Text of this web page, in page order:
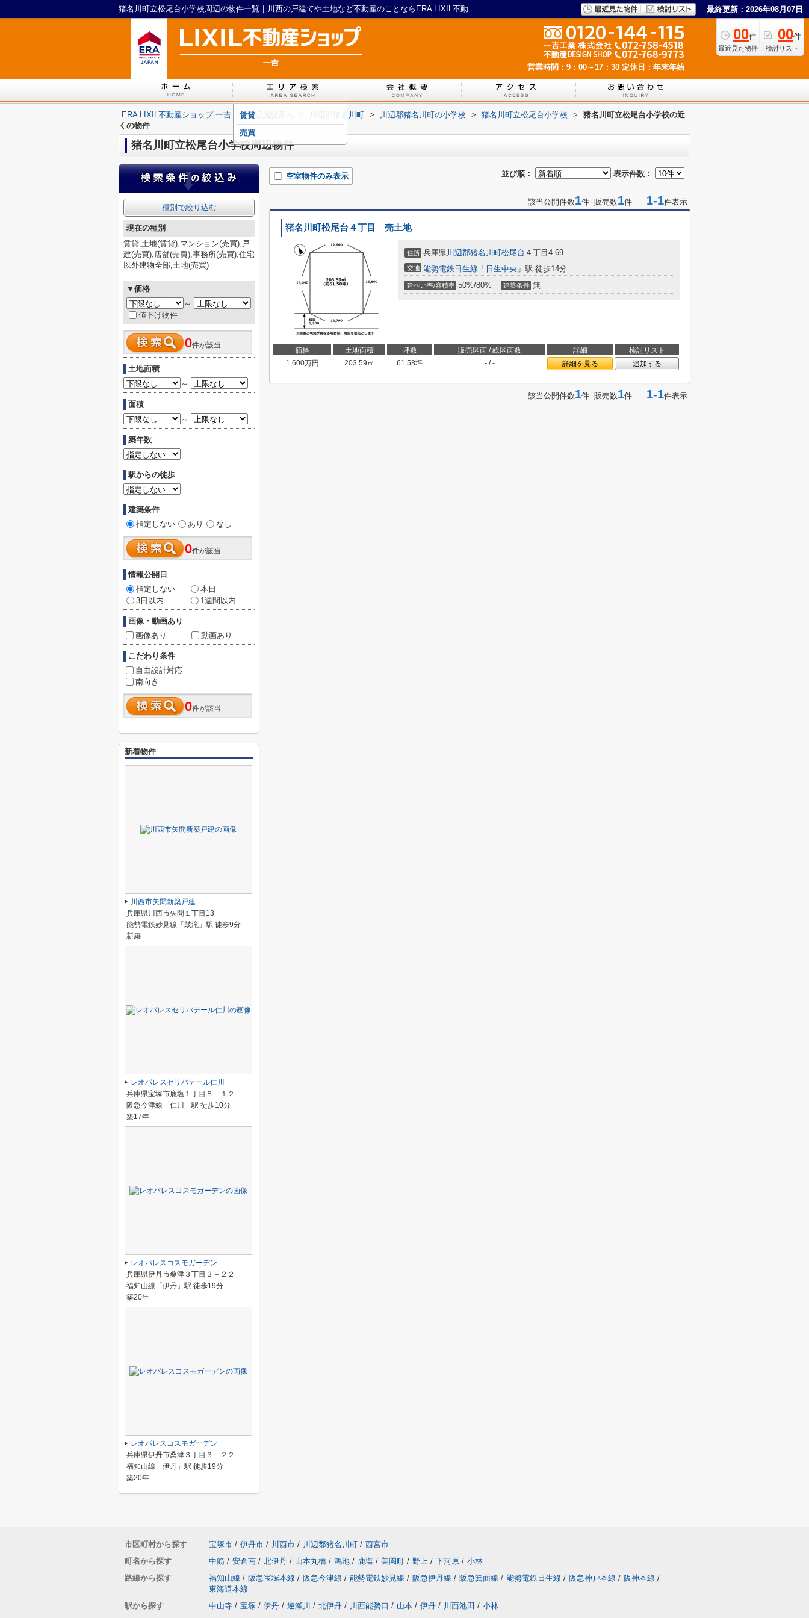
猪名川町立松尾台小学校周辺の物件一覧｜川西の戸建てや土地など不動産のことならERA LIXIL不動産ショップ 一吉 最終更新：2026年08月07日
00件
最近見た物件
00件
検討リスト
営業時間：9：00～17：30 定休日：年末年始
賃貸
売買
ERA LIXIL不動産ショップ 一吉 > 周辺施設案内 川辺郡猪名川町 > 川辺郡猪名川町の小学校 > 猪名川町立松尾台小学校 >
猪名川町立松尾台小学校の近
くの物件
猪名川町立松尾台小学校周辺物件
並び順： 表示件数：
空室物件のみ表示
該当公開件数1件 販売数1件 1-1件表示
猪名川町松尾台４丁目 売土地
住所 兵庫県川辺郡猪名川町松尾台 ４丁目4-69
交通 能勢電鉄日生線 「 日生中央 」駅 徒歩14分
建ぺい率/容積率 50%/80% 建築条件 無
価格 土地面積 坪数 販売区画 / 総区画数 詳細
検討リスト
1,600万円 203.59㎡ 61.58坪 - / - 詳細を見る 追加する
該当公開件数1件 販売数1件 1-1件表示
種別で絞り込む
現在の種別
賃貸,土地(賃貸),マンション(売買),戸
建(売買),店舗(売買),事務所(売買),住宅
以外建物全部,土地(売買)
▼価格
～
値下げ物件
0件が該当
土地面積
～
面積
～
築年数
駅からの徒歩
建築条件
指定しない
あり なし
0件が該当
情報公開日
指定しない
本日
3日以内
1週間以内
画像・動画あり
画像あり
動画あり
こだわり条件
自由設計対応
南向き
0件が該当
新着物件
川西市矢問新築戸建
兵庫県川西市矢問１丁目13
能勢電鉄妙見線「鼓滝」駅 徒歩9分
新築
レオパレスセリバテール仁川
兵庫県宝塚市鹿塩１丁目８－１２
阪急今津線「仁川」駅 徒歩10分
築17年
レオパレスコスモガーデン
兵庫県伊丹市桑津３丁目３－２２
福知山線「伊丹」駅 徒歩19分
築20年
レオパレスコスモガーデン
兵庫県伊丹市桑津３丁目３－２２
福知山線「伊丹」駅 徒歩19分
築20年
市区町村から探す 宝塚市 / 伊丹市 / 川西市 / 川辺郡猪名川町 / 西宮市
町名から探す
中筋 / 安倉南 / 北伊丹 / 山本丸橋 / 鴻池 / 鹿塩 / 美園町 / 野上 / 下河原 / 小林
路線から探す
福知山線 / 阪急宝塚本線 / 阪急今津線 / 能勢電鉄妙見線 / 阪急伊丹線 / 阪急箕面線 / 能勢電鉄日生線 / 阪急神戸本線 / 阪神本線 /
東海道本線
駅から探す
中山寺 / 宝塚 / 伊丹 / 逆瀬川 / 北伊丹 / 川西能勢口 / 山本 / 伊丹 / 川西池田 / 小林